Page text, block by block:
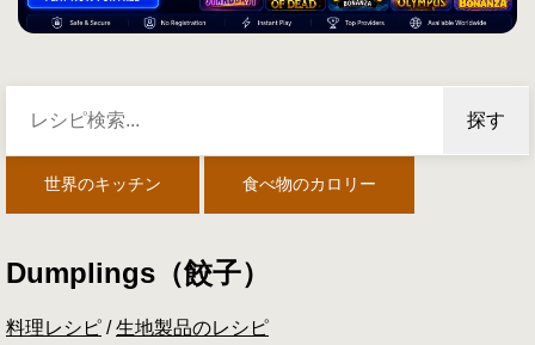
探す
世界のキッチン 食べ物のカロリー
Dumplings（餃子）
料理レシピ /生地製品のレシピ